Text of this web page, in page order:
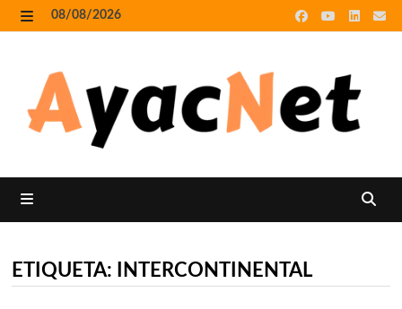
Skip
to
08/08/2026
ETIQUETA: INTERCONTINENTAL